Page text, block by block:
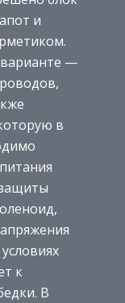
и
—
в
к
В